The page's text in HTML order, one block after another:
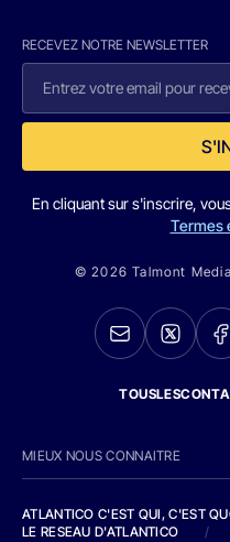
RECEVEZ NOTRE NEWSLETTER
En cliquant sur s'inscrire,
Termes
© 2026 Talmont
MIEUX NOUS CONNAITRE
ATLANTICO C'EST QUI, C'EST
LE RESEAU D'ATLANTICO
/